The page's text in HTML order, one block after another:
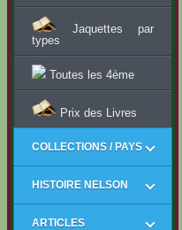
Jaquettes par
types
Toutes les 4ème
Prix des Livres
COLLECTIONS / PAYS
HISTOIRE NELSON
ARTICLES